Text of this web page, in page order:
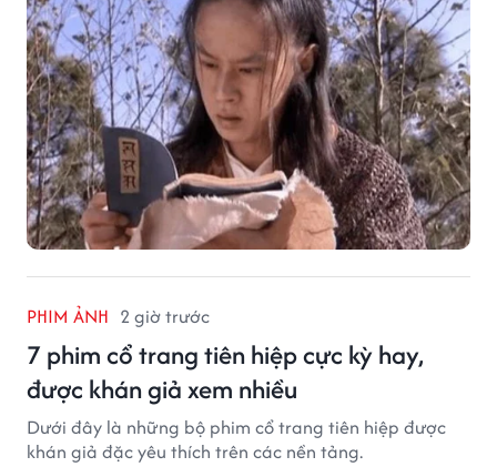
PHIM ẢNH 2 giờ trước
7 phim cổ trang tiên hiệp cực kỳ hay,
được khán giả xem nhiều
Dưới đây là những bộ phim cổ trang tiên hiệp được
khán giả đặc yêu thích trên các nền tảng.